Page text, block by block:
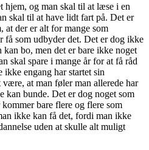
hjem, og man skal til at læse i en
skal til at have lidt fart på. Det er
at der er alt for mange som
få som udbyderdet. Det er dog ikke
bo, men det er bare ikke noget
skal spare i mange år for at få råd
ikke engang har startet sin
at man føler man allerede har
kan bunde. Det er dog noget som
bare flere og flere som
ikke kan få det, fordi man ikke
uden at skulle alt muligt